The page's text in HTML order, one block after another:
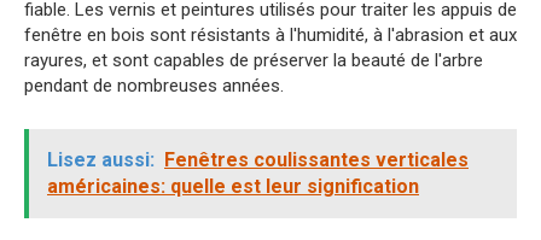
fiable. Les vernis et peintures utilisés pour traiter les appuis de
fenêtre en bois sont résistants à l'humidité, à l'abrasion et aux
rayures, et sont capables de préserver la beauté de l'arbre
pendant de nombreuses années.
Lisez aussi: Fenêtres coulissantes verticales
américaines: quelle est leur signification